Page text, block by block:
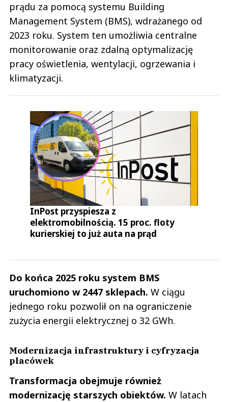
prądu za pomocą systemu Building
Management System (BMS), wdrażanego od
2023 roku. System ten umożliwia centralne
monitorowanie oraz zdalną optymalizację
pracy oświetlenia, wentylacji, ogrzewania i
klimatyzacji.
InPost przyspiesza z
elektromobilnością. 15 proc. floty
kurierskiej to już auta na prąd
Do końca 2025 roku system BMS
uruchomiono w 2447 sklepach. W ciągu
jednego roku pozwolił on na ograniczenie
zużycia energii elektrycznej o 32 GWh.
Modernizacja infrastruktury i cyfryzacja
placówek
Transformacja obejmuje również
modernizację starszych obiektów. W latach